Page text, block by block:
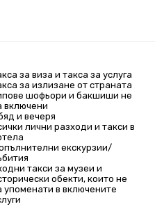
за виза и такса за услуга
за излизане от страната
шофьори и бакшиши не
включени
и вечеря
лични разходи и такси в
екскурзии/
такси за музеи и
обекти, които не
упоменати в включените